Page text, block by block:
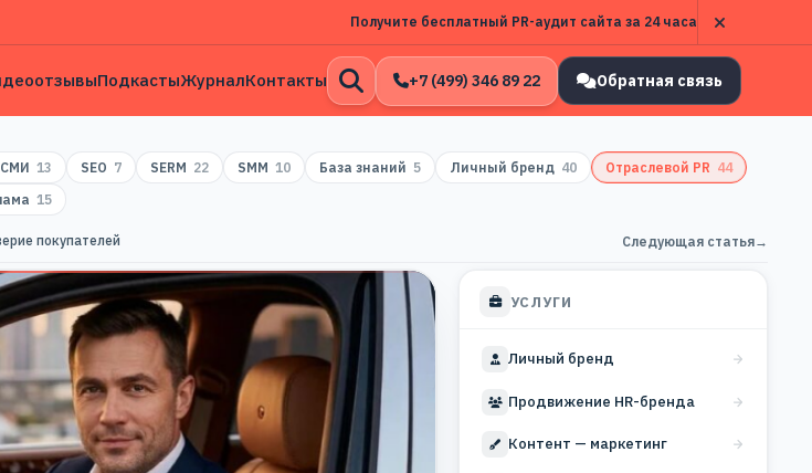
Получите бесплатный PR-аудит сайта за 24 часа
ПодкастыЖурналКонтакты
Открыть
поиск
+7 (499) 346 89 22 Обратная связь
СМИ 13 SEO 7 SERM 22 SMM 10 База знаний 5 Личный бренд 40 Отраслевой PR 44
15
покупателей Следующая статья→
УСЛУГИ
Личный бренд
Продвижение HR-бренда
Контент — маркетинг